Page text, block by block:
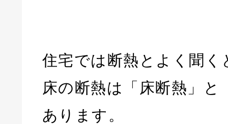
住宅では断熱とよく聞く
床の断熱は「床断熱」と
あります。